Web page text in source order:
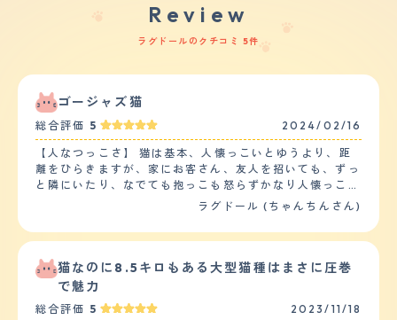
Review
ラグドールのクチコミ 5件
ゴージャズ猫
総合評価 5 2024/02/16
【人なつっこさ】 猫は基本、人懐っこいとゆうより、距
離をひらきますが、家にお客さん、友人を招いても、ずっ
と隣にいたり、なでても抱っこも怒らずかなり人懐っこい
いですし、家に子供もいますが、だれからも「されるがま
ま」って感じです。 子供が泣いたら顔の近くにいき 何も
人も子供もかなり相性がいいと思います。 ただ、猫なの
でおいで～と呼んでも来るときと来ない時があるし、犬み
たいに子供と一緒に遊んだりとかはないので ある程度の
距離があるぐらいがいいな～って人は完璧です。 【落ち
ラグドール (ちゃんちんさん)
猫なのに8.5キロもある大型猫種はまさに圧巻
で魅力
総合評価 5 2023/11/18